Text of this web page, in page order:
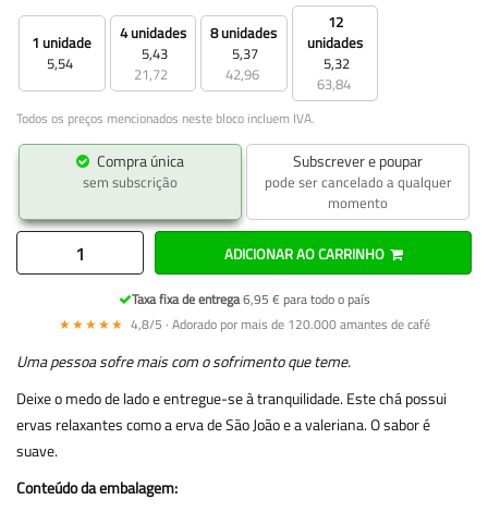
1 unidade
5,54
4 unidades
5,43
21,72
8 unidades
5,37
42,96
12
unidades
5,32
63,84
Todos os preços mencionados neste bloco incluem IVA.
Compra única
sem subscrição
Subscrever e poupar
pode ser cancelado a qualquer
momento
ADICIONAR AO CARRINHO
Taxa fixa de entrega6,95 € para todo o país
★★★★★ 4,8/5 · Adorado por mais de 120.000 amantes de café
Uma pessoa sofre mais com o sofrimento que teme.
Deixe o medo de lado e entregue-se à tranquilidade. Este chá possui
ervas relaxantes como a erva de São João e a valeriana. O sabor é
suave.
Conteúdo da embalagem: